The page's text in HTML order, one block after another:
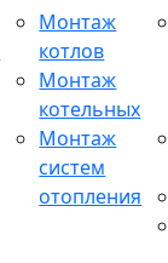
Монтаж
котлов
Монтаж
котельных
Монтаж
систем
отопления